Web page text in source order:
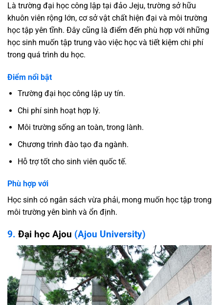
Là trường đại học công lập tại đảo Jeju, trường sở hữu
khuôn viên rộng lớn, cơ sở vật chất hiện đại và môi trường
học tập yên tĩnh. Đây cũng là điểm đến phù hợp với những
học sinh muốn tập trung vào việc học và tiết kiệm chi phí
trong quá trình du học.
Điểm nổi bật
Trường đại học công lập uy tín.
Chi phí sinh hoạt hợp lý.
Môi trường sống an toàn, trong lành.
Chương trình đào tạo đa ngành.
Hỗ trợ tốt cho sinh viên quốc tế.
Phù hợp với
Học sinh có ngân sách vừa phải, mong muốn học tập trong
môi trường yên bình và ổn định.
9. Đại học Ajou (Ajou University)